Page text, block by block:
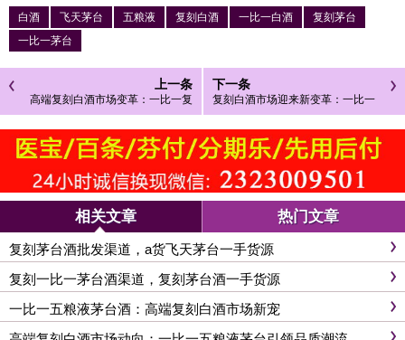
白酒 飞天茅台 五粮液 复刻白酒 一比一白酒
复刻茅台
一比一茅台
上一条
高端复刻白酒市场变革：一比一复
制技术引领行业发展
下一条
复刻白酒市场迎来新变革：一比一
复刻技术推动行业浪潮
相关文章 热门文章
复刻茅台酒批发渠道，a货飞天茅台一手货源
复刻一比一茅台酒渠道，复刻茅台酒一手货源
一比一五粮液茅台酒：高端复刻白酒市场新宠